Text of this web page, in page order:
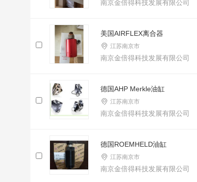
南京金倍得科技发展有限公司
美国AIRFLEX离合器
江苏南京市
南京金倍得科技发展有限公司
德国AHP Merkle油缸
江苏南京市
南京金倍得科技发展有限公司
德国ROEMHELD油缸
江苏南京市
南京金倍得科技发展有限公司